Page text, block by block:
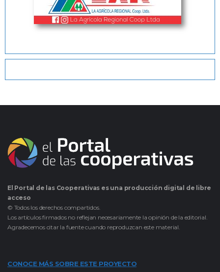
El Portal de las Cooperativas es una producción digital de libre
acceso
© Todos los derechos compartidos.
Los artículos firmados no reflejan necesariamente la opinión de la editorial.
Agradecemos citar la fuente cuando reproduzcan este material.
CONOCE MÁS SOBRE ESTE PROYECTO